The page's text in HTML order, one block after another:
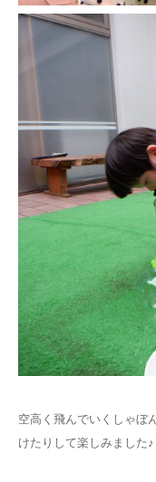
空高く飛んでいくしゃぼ
けたりして楽しみました♪